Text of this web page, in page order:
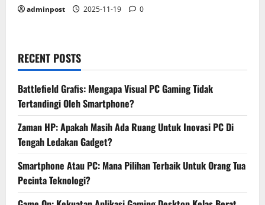
adminpost 2025-11-19 0
RECENT POSTS
Battlefield Grafis: Mengapa Visual PC Gaming Tidak
Tertandingi Oleh Smartphone?
Zaman HP: Apakah Masih Ada Ruang Untuk Inovasi PC Di
Tengah Ledakan Gadget?
Smartphone Atau PC: Mana Pilihan Terbaik Untuk Orang Tua
Pecinta Teknologi?